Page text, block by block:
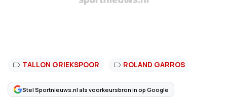
TALLON GRIEKSPOOR ROLAND GARROS
Stel Sportnieuws.nl als voorkeursbron in op Google